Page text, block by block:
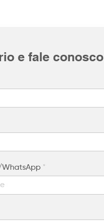
e fale conosco
WhatsApp